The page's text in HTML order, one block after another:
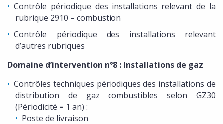
Contrôle périodique des installations relevant de la
rubrique 2910 – combustion
Contrôle périodique des installations relevant
d’autres rubriques
Domaine d’intervention n°8 : Installations de gaz
Contrôles techniques périodiques des installations de
distribution de gaz combustibles selon GZ30
(Périodicité = 1 an) :
Poste de livraison